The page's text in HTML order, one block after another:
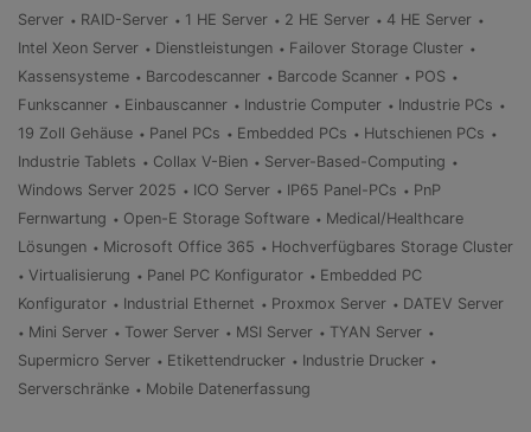
Server RAID-Server 1 HE Server 2 HE Server
4 HE Server
Intel Xeon Server
Dienstleistungen
Failover Storage Cluster
Kassensysteme
Barcodescanner Barcode Scanner
POS
Funkscanner
Einbauscanner Industrie Computer
Industrie PCs
19 Zoll Gehäuse
Panel PCs Embedded PCs
Hutschienen PCs
Industrie Tablets
Collax V-Bien
Server-Based-Computing
Windows Server 2025
ICO Server IP65 Panel-PCs
PnP
Fernwartung
Open-E Storage Software
Medical/Healthcare
Lösungen
Microsoft Office 365
Hochverfügbares Storage Cluster
Virtualisierung
Panel PC Konfigurator
Embedded PC
Konfigurator
Industrial Ethernet Proxmox Server
DATEV Server
Mini Server
Tower Server MSI Server
TYAN Server
Supermicro Server
Etikettendrucker
Industrie Drucker
Serverschränke
Mobile Datenerfassung